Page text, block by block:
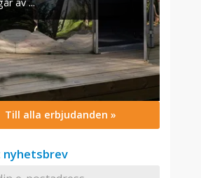
Till alla erbjudanden »
nyhetsbrev